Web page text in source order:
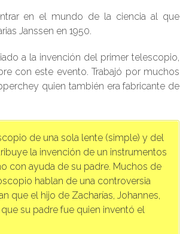
en el mundo de la ciencia al que
Janssen en 1950.
a la invención del primer telescopio,
con este evento. Trabajó por muchos
quien también era fabricante de
de una sola lente (simple) y del
la invención de un instrumentos
con ayuda de su padre. Muchos de
hablan de una controversia
que el hijo de Zacharías, Johannes,
su padre fue quien inventó el